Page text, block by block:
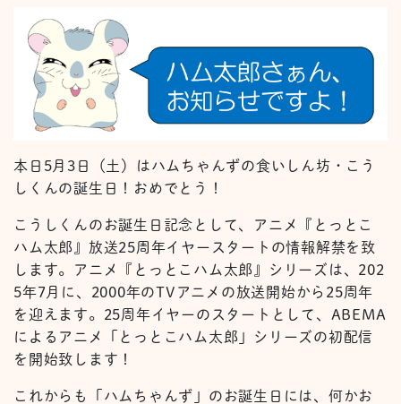
本日5月3日（土）はハムちゃんずの食いしん坊・こう
しくんの誕生日！おめでとう！
こうしくんのお誕生日記念として、アニメ『とっとこ
ハム太郎』放送25周年イヤースタートの情報解禁を致
します。アニメ『とっとこハム太郎』シリーズは、202
5年7月に、2000年のTVアニメの放送開始から25周年
を迎えます。25周年イヤーのスタートとして、ABEMA
によるアニメ「とっとこハム太郎」シリーズの初配信
を開始致します！
これからも「ハムちゃんず」のお誕生日には、何かお